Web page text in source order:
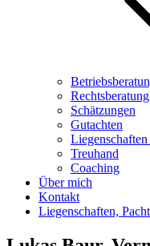
Rechtsberatung
Schätzungen
Gutachten
Treuhand
Coaching
Über mich
Kontakt
Liegenschaften,